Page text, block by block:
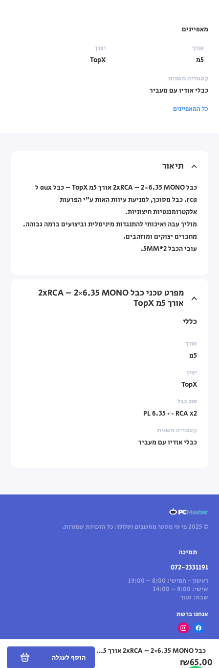
כבל 2xRCA – 2×6.35 MONO אורך 5מ TopX
₪65.00 הוסף לעגלה
מאפיינים
אורך
5מ
יצרן
TopX
קטגוריה משנית
כבלי אודיו עם מעביר
כל המאפיינים
תיאור
כבל 2xRCA – 2×6.35 MONO אורך 5מ TopX – כבל aux ל
rca. כבל מסוכך, למניעת עיוות האות ע”י הפרעות
אלקטרומגנטיות חיצוניות.
מוליך עבה ואיכותי להתנגדות מינימלית וביצועים ברמה גבוהה.
מחברים יצוקים ומוזהבים.
עובי הכבל 2*5MM.
מפרט טכני כבל 2xRCA – 2×6.35 MONO
אורך 5מ TopX
כללי
אורך
5מ
יצרן
TopX
סוג כבל
PL 6.35 ↔ RCA x2
קטגוריה משנית
כבלי אודיו עם מעביר
© 2025 פי סי מסטר מחשבים וסלולר. כל הזכויות שמורות.
תמיכה
072-2331191
ראשון - חמישי: 8:00 – 19:00
שישי: 8:00 – 14:00
שבת: סגור
אנחנו ברשת